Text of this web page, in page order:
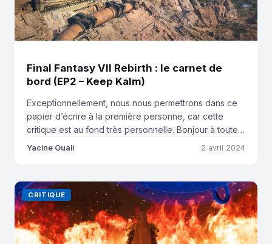
Final Fantasy VII Rebirth : le carnet de
bord (EP2 – Keep Kalm)
Exceptionnellement, nous nous permettrons dans ce
papier d’écrire à la première personne, car cette
critique est au fond très personnelle. Bonjour à toutes
et à tous et merci de nous lire sur PlayStation Inside.
carnet de bord de Final […]
Yacine Ouali 2 avril 2024
CRITIQUE